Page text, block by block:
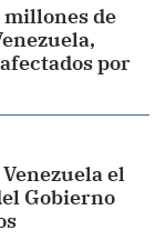
millones de
por
el
Gobierno